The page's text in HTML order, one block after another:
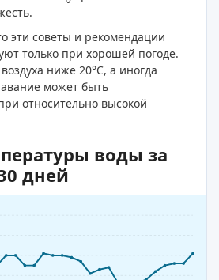
эти советы и рекомендации
только при хорошей погоде.
ниже 20°C, а иногда
может быть
относительно высокой
воды за
дней